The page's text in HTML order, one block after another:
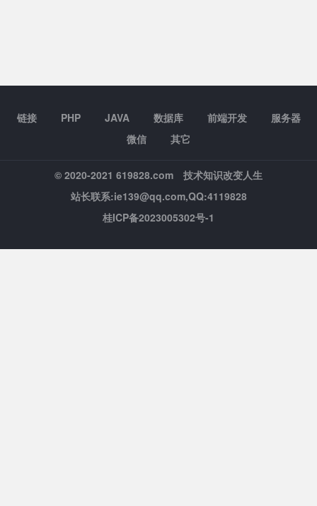
链接 PHP JAVA 数据库 前端开发
服务器
微信
其它
© 2020-2021 619828.com
技术知识改变人生
站长联系:ie139@qq.com,QQ:4119828
桂ICP备2023005302号-1